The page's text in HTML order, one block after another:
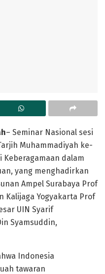
– Seminar Nasional sesi
Muhammadiyah ke-
Keberagamaan dalam
yang menghadirkan
Ampel Surabaya Prof
Kalijaga Yogyakarta Prof
UIN Syarif
Syamsuddin,
Indonesia
tawaran